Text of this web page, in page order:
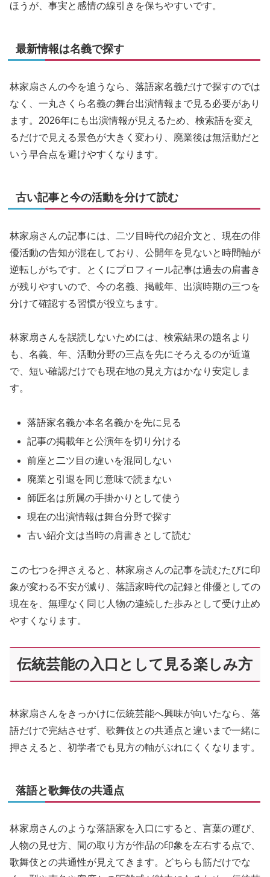
ほうが、事実と感情の線引きを保ちやすいです。
最新情報は名義で探す
林家扇さんの今を追うなら、落語家名義だけで探すのでは
なく、一丸さくら名義の舞台出演情報まで見る必要があり
ます。2026年にも出演情報が見えるため、検索語を変え
るだけで見える景色が大きく変わり、廃業後は無活動だと
いう早合点を避けやすくなります。
古い記事と今の活動を分けて読む
林家扇さんの記事には、二ツ目時代の紹介文と、現在の俳
優活動の告知が混在しており、公開年を見ないと時間軸が
逆転しがちです。とくにプロフィール記事は過去の肩書き
が残りやすいので、今の名義、掲載年、出演時期の三つを
分けて確認する習慣が役立ちます。
林家扇さんを誤読しないためには、検索結果の題名より
も、名義、年、活動分野の三点を先にそろえるのが近道
で、短い確認だけでも現在地の見え方はかなり安定しま
す。
落語家名義か本名名義かを先に見る
記事の掲載年と公演年を切り分ける
前座と二ツ目の違いを混同しない
廃業と引退を同じ意味で読まない
師匠名は所属の手掛かりとして使う
現在の出演情報は舞台分野で探す
古い紹介文は当時の肩書きとして読む
この七つを押さえると、林家扇さんの記事を読むたびに印
象が変わる不安が減り、落語家時代の記録と俳優としての
現在を、無理なく同じ人物の連続した歩みとして受け止め
やすくなります。
伝統芸能の入口として見る楽しみ方
林家扇さんをきっかけに伝統芸能へ興味が向いたなら、落
語だけで完結させず、歌舞伎との共通点と違いまで一緒に
押さえると、初学者でも見方の軸がぶれにくくなります。
落語と歌舞伎の共通点
林家扇さんのような落語家を入口にすると、言葉の運び、
人物の見せ方、間の取り方が作品の印象を左右する点で、
歌舞伎との共通性が見えてきます。どちらも筋だけでな